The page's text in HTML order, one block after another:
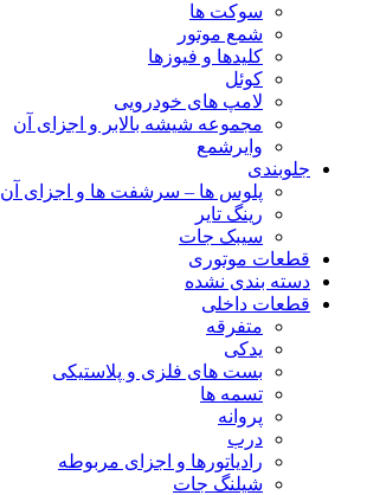
سوکت ها
شمع موتور
کلیدها و فیوزها
کوئل
لامپ های خودرویی
مجموعه شیشه بالابر و اجزای آن
وایرشمع
جلوبندی
پلوس ها – سرشفت ها و اجزای آن
رینگ تایر
سیبک جات
قطعات موتوری
دسته بندی نشده
قطعات داخلی
متفرقه
یدکی
بست های فلزی و پلاستیکی
تسمه ها
پروانه
درب
رادیاتورها و اجزای مربوطه
شیلنگ جات